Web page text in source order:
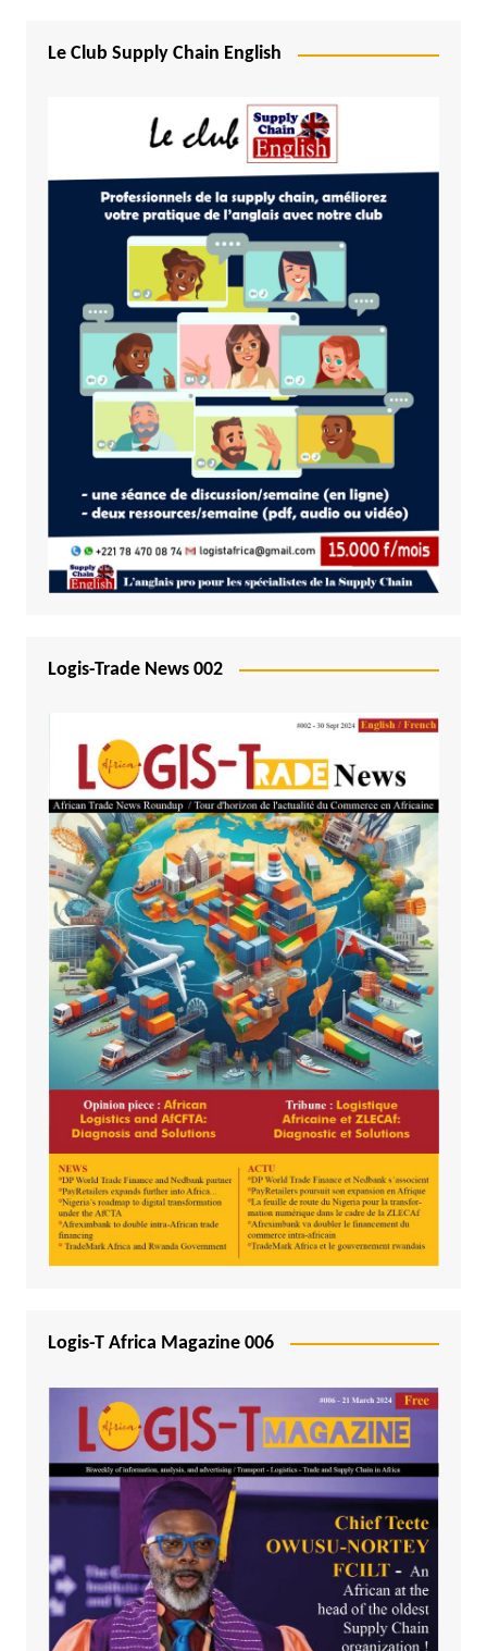
Le Club Supply Chain English
Logis-Trade News 002
Logis-T Africa Magazine 006